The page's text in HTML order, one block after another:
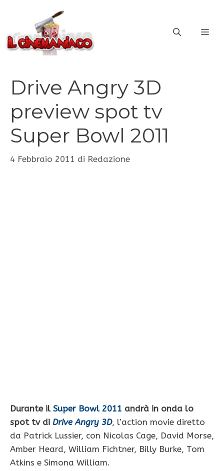
contenuto
Drive Angry 3D
preview spot tv
Super Bowl 2011
4 Febbraio 2011 di Redazione
Durante il Super Bowl 2011 andrà in onda lo
spot tv di Drive Angry 3D, l’action movie diretto
da Patrick Lussier, con Nicolas Cage, David Morse,
Amber Heard, William Fichtner, Billy Burke, Tom
Atkins e Simona William.